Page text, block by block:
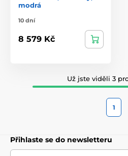
modrá
10 dní
8 579 Kč
Už jste viděli 3
1
Přihlaste se do newsletteru